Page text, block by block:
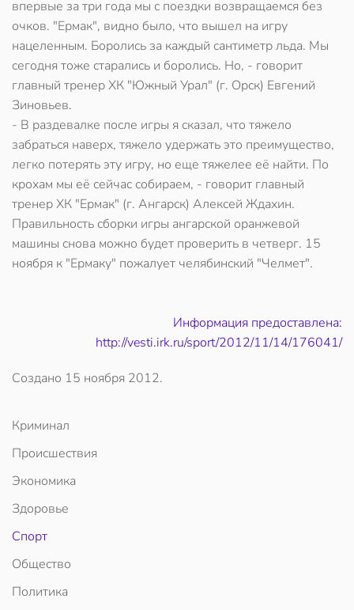
впервые за три года мы с поездки возвращаемся без
очков. "Ермак", видно было, что вышел на игру
нацеленным. Боролись за каждый сантиметр льда. Мы
сегодня тоже старались и боролись. Но, - говорит
главный тренер ХК "Южный Урал" (г. Орск) Евгений
Зиновьев.
- В раздевалке после игры я сказал, что тяжело
забраться наверх, тяжело удержать это преимущество,
легко потерять эту игру, но еще тяжелее её найти. По
крохам мы её сейчас собираем, - говорит главный
тренер ХК "Ермак" (г. Ангарск) Алексей Ждахин.
Правильность сборки игры ангарской оранжевой
машины снова можно будет проверить в четверг. 15
ноября к "Ермаку" пожалует челябинский "Челмет".
Информация предоставлена:
http://vesti.irk.ru/sport/2012/11/14/176041/
Создано 15 ноября 2012.
Криминал
Происшествия
Экономика
Здоровье
Спорт
Общество
Политика